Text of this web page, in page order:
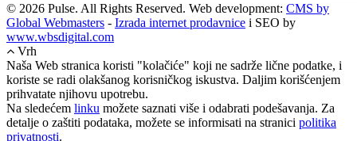
© 2026 Pulse. All Rights Reserved. Web development: CMS by
Global Webmasters - Izrada internet prodavnice i SEO by
www.wbsdigital.com
Vrh
Naša Web stranica koristi "kolačiće" koji ne sadrže lične podatke, i
koriste se radi olakšanog korisničkog iskustva. Daljim korišćenjem
prihvatate njihovu upotrebu.
Na sledećem linku možete saznati više i odabrati podešavanja. Za
detalje o zaštiti podataka, možete se informisati na stranici politika
privatnosti.